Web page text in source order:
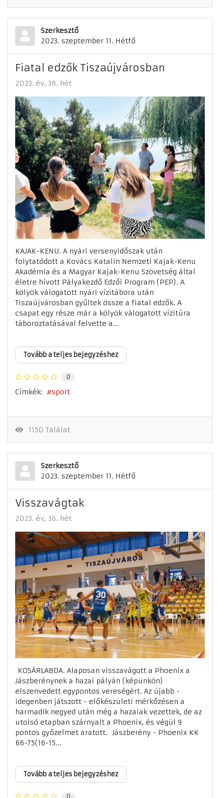
Szerkesztő
2023. szeptember 11. Hétfő
Fiatal edzők Tiszaújvárosban
2023. év 36. hét
KAJAK-KENU. A nyári versenyidőszak után
folytatódott a Kovács Katalin Nemzeti Kajak-Kenu
Akadémia és a Magyar Kajak-Kenu Szövetség által
életre hívott Pályakezdő Edzői Program (PEP). A
kölyök válogatott nyári vízitábora után
Tiszaújvárosban gyűltek össze a fiatal edzők. A
csapat egy része már a kölyök válogatott vízitúra
táboroztatásával felvette a...
Tovább a teljes bejegyzéshez
0
Címkék: sport
1150 Találat
Szerkesztő
2023. szeptember 11. Hétfő
Visszavágtak
2023. év 36. hét
KOSÁRLABDA. Alaposan visszavágott a Phoenix a
Jászberénynek a hazai pályán (képünkön)
elszenvedett egypontos vereségért. Az újabb -
idegenben játszott - előkészületi mérkőzésen a
harmadik negyed után még a hazaiak vezettek, de az
utolsó etapban szárnyalt a Phoenix, és végül 9
pontos győzelmet aratott. Jászberény - Phoenix KK
66-75(16-15...
Tovább a teljes bejegyzéshez
0